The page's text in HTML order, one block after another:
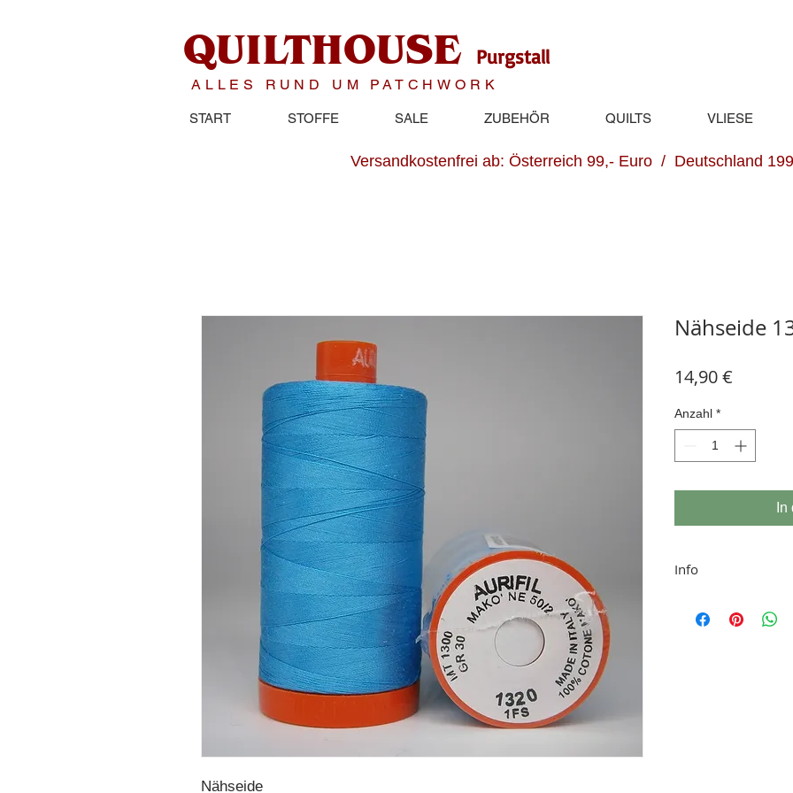
QUILTHOUSE Purgstall
ALLES RUND UM PATCHWORK
START STOFFE SALE ZUBEHÖR QUILTS VLIESE
Versandkostenfrei ab: Österreich 99,- Euro / Deutschland
Nähseide
Nähseide
14,90 €
Anzahl *
Info
Baumwollgarn.